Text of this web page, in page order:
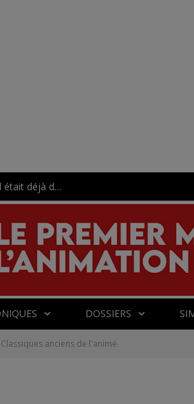
The One Piece : premier trailer et date de diffusion pour la version de WIT Studio !
DOSSIERS
Classiques anciens de l'animé